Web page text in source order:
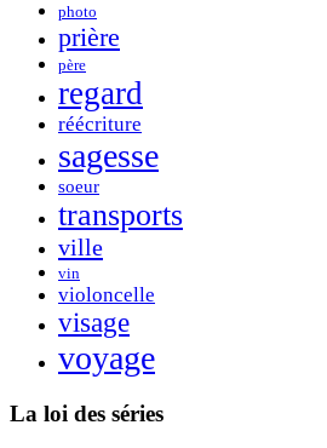
photo
prière
père
regard
réécriture
sagesse
soeur
transports
ville
vin
violoncelle
visage
voyage
La loi des séries